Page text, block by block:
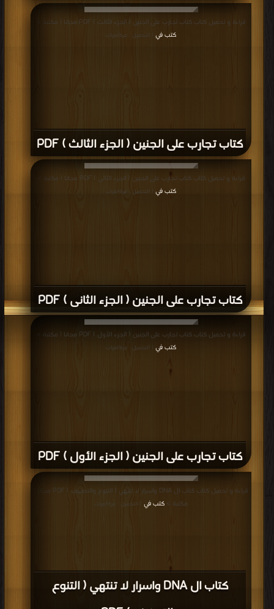
كتاب تجارب على الجنين ( الجزء الثالث ) PDF
قراءة و تحميل كتاب كتاب تجارب على الجنين ( الجزء الثالث ) PDF مجانا | مكتبة >
كتب في
| التحميل : مرة/مرات
كتاب تجارب على الجنين ( الجزء الثانى ) PDF
قراءة و تحميل كتاب كتاب تجارب على الجنين ( الجزء الثانى ) PDF مجانا | مكتبة >
كتب في
| التحميل : مرة/مرات
كتاب تجارب على الجنين ( الجزء الأول ) PDF
قراءة و تحميل كتاب كتاب تجارب على الجنين ( الجزء الأول ) PDF مجانا | مكتبة >
كتب في
| التحميل : مرة/مرات
كتاب ال DNA واسرار لا تنتهي ( التنوع
قراءة و تحميل كتاب كتاب ال DNA واسرار لا تنتهي ( التنوع والتصنيف ) PDF مجانا |
مكتبة > كتب في | التحميل : مرة/مرات